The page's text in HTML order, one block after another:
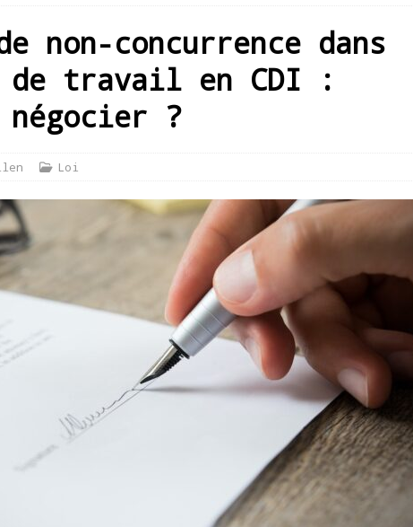
non-concurrence dans
de travail en CDI :
négocier ?
Loi